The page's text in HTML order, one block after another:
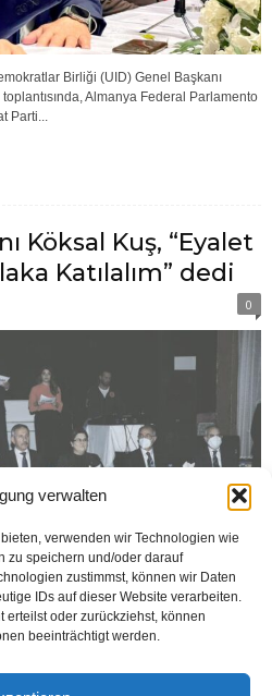
verwalten
verwenden wir Technologien wie
zu speichern und/oder darauf
zustimmst, können wir Daten
IDs auf dieser Website verarbeiten.
oder zurückziehst, können
beeinträchtigt werden.
Birliği (UID) Genel Başkanı
Almanya Federal Parlamento
Parti...
Köksal Kuş, “Eyalet
Katılalım” dedi
0
Birliği’nin tertiplediği iftar
Özdoğan,...